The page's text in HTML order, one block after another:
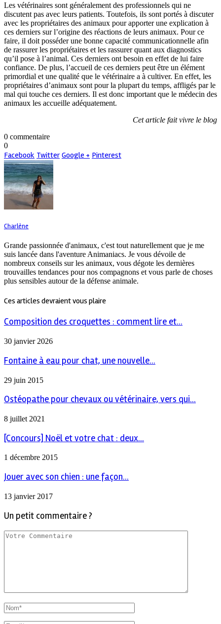
Les vétérinaires sont généralement des professionnels qui ne
discutent pas avec leurs patients. Toutefois, ils sont portés à discuter
avec les propriétaires des animaux pour apporter une explication à
ces derniers sur l’origine des réactions de leurs animaux. Pour ce
faire, il doit posséder une bonne capacité communicationnelle afin
de rassurer les propriétaires et les rassurer quant aux diagnostics
qu’il pose à l’animal. Ces derniers ont besoin en effet de lui faire
confiance. De plus, l’accueil de ces derniers peut être un élément
primordial et une qualité que le vétérinaire a à cultiver. En effet, les
propriétaires d’animaux sont pour la plupart du temps, affligés par le
mal qui touche ces derniers. Il est donc important que le médecin des
animaux les accueille adéquatement.
Cet article fait vivre le blog
0 commentaire
0
Facebook Twitter Google + Pinterest
Charlène
Grande passionnée d'animaux, c'est tout naturellement que je me
suis lancée dans l'aventure Animaniacs. Je vous dévoile de
nombreux conseils sur les animaux, vous dégote les dernières
trouvailles tendances pour nos compagnons et vous parle de choses
plus sensibles autour de la défense animale.
Ces articles devraient vous plaire
Composition des croquettes : comment lire et...
30 janvier 2026
Fontaine à eau pour chat, une nouvelle...
29 juin 2015
Ostéopathe pour chevaux ou vétérinaire, vers qui...
8 juillet 2021
[Concours] Noël et votre chat : deux...
1 décembre 2015
Jouer avec son chien : une façon...
13 janvier 2017
Un petit commentaire ?